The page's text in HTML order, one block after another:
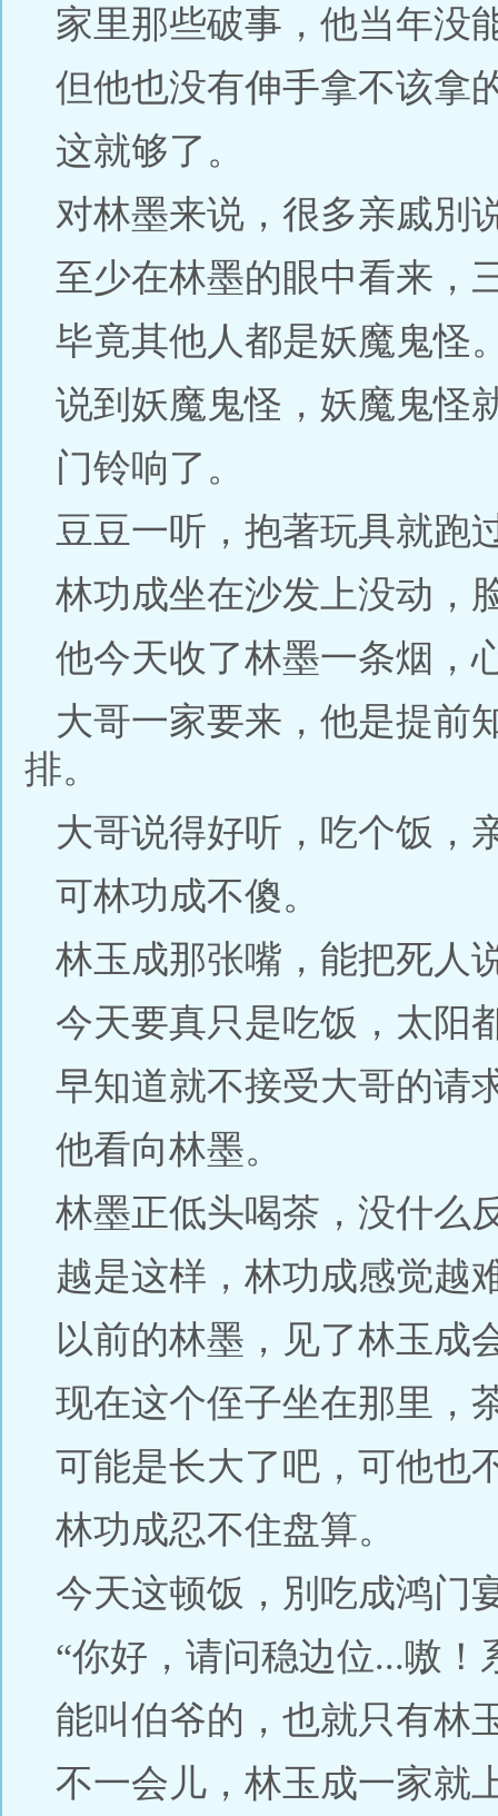
家里那些破事，他当年没
但他也没有伸手拿不该拿
这就够了。
对林墨来说，很多亲戚別
至少在林墨的眼中看来，
毕竟其他人都是妖魔鬼怪
说到妖魔鬼怪，妖魔鬼怪
门铃响了。
豆豆一听，抱著玩具就跑
林功成坐在沙发上没动，
他今天收了林墨一条烟，
大哥一家要来，他是提前
排。
大哥说得好听，吃个饭，
可林功成不傻。
林玉成那张嘴，能把死人
今天要真只是吃饭，太阳
早知道就不接受大哥的请
他看向林墨。
林墨正低头喝茶，没什么
越是这样，林功成感觉越
以前的林墨，见了林玉成
现在这个侄子坐在那里，
可能是长大了吧，可他也
林功成忍不住盘算。
今天这顿饭，別吃成鸿门
“你好，请问稳边位...嗷！
能叫伯爷的，也就只有林
不一会儿，林玉成一家就